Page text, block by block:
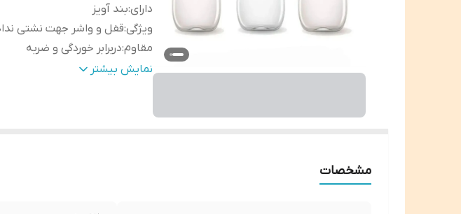
دارای:بند آویز
ویژگی:قفل و واشر جهت نشتی
مقاوم:دربرابر خوردگی و ضربه
جنس ABS
نمایش بیشتر
مشخصات